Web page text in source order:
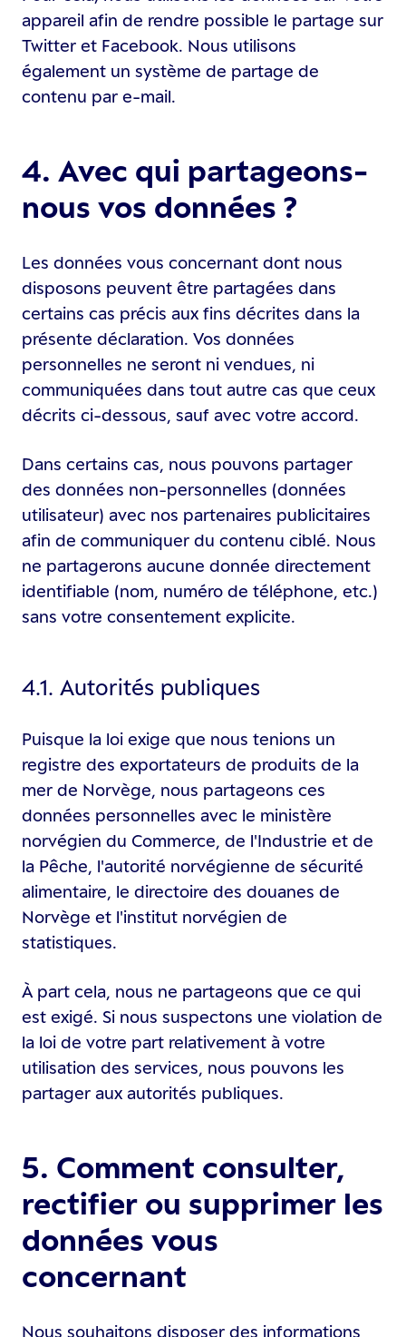
appareil afin de rendre possible le partage sur
Twitter et Facebook. Nous utilisons
également un système de partage de
contenu par e-mail.
4. Avec qui partageons-
nous vos données ?
Les données vous concernant dont nous
disposons peuvent être partagées dans
certains cas précis aux fins décrites dans la
présente déclaration. Vos données
personnelles ne seront ni vendues, ni
communiquées dans tout autre cas que ceux
décrits ci-dessous, sauf avec votre accord.
Dans certains cas, nous pouvons partager
des données non-personnelles (données
utilisateur) avec nos partenaires publicitaires
afin de communiquer du contenu ciblé. Nous
ne partagerons aucune donnée directement
identifiable (nom, numéro de téléphone, etc.)
sans votre consentement explicite.
4.1. Autorités publiques
Puisque la loi exige que nous tenions un
registre des exportateurs de produits de la
mer de Norvège, nous partageons ces
données personnelles avec le ministère
norvégien du Commerce, de l'Industrie et de
la Pêche, l'autorité norvégienne de sécurité
alimentaire, le directoire des douanes de
Norvège et l'institut norvégien de
statistiques.
À part cela, nous ne partageons que ce qui
est exigé. Si nous suspectons une violation de
la loi de votre part relativement à votre
utilisation des services, nous pouvons les
partager aux autorités publiques.
5. Comment consulter,
rectifier ou supprimer les
données vous
concernant
Nous souhaitons disposer des informations